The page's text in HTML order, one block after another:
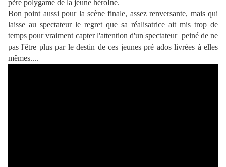
père polygame de la jeune héroÏne.
Bon point aussi pour la scène finale, assez renversante, mais qui
laisse au spectateur le regret que sa réalisatrice ait mis trop de
temps pour vraiment capter l'attention d'un spectateur peiné de ne
pas l'être plus par le destin de ces jeunes pré ados livrées à elles
mêmes....